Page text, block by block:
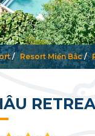
/ Resort Miền Bắc/